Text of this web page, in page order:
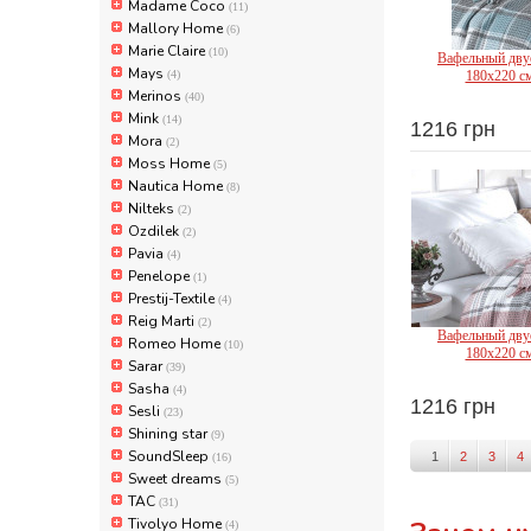
Madame Coco (11)
Mallory Home(6)
Marie Claire(10)
Mays (4)
Merinos (40)
Mink (14)
Mora (2)
Moss Home(5)
Nautica Home(8)
Nilteks (2)
Ozdilek (2)
Pavia (4)
Penelope(1)
Prestij-Textile(4)
Reig Marti (2)
Romeo Home(10)
Sarar(39)
Sasha (4)
Sesli (23)
Shining star(9)
SoundSleep (16)
Sweet dreams (5)
TAC (31)
Tivolyo Home(4)
Вафельный
180х220
1216 грн
Вафельный
180х220
1216 грн
1 2 3 4